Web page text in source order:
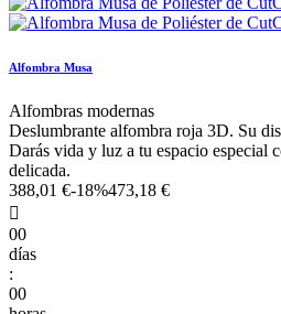
Alfombra Musa
Alfombras modernas
Deslumbrante alfombra roja 3D. Su
Darás vida y luz a tu espacio especial
delicada.
388,01 €-18%473,18 €

00
días
:
00